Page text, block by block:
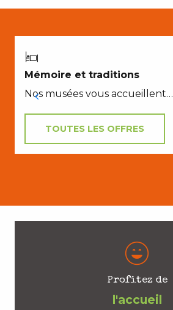
Mémoire et traditions
Nos musées vous accueillent…
TOUTES LES OFFRES
Profitez de
l'accueil